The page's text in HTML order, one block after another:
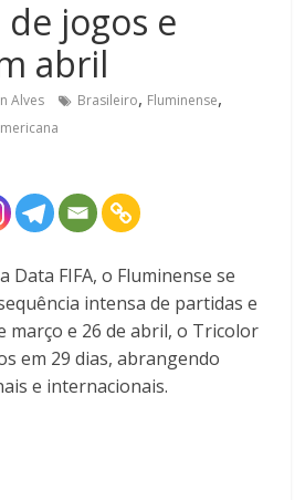
jogos e
abril
Alves Brasileiro, Fluminense,
Data FIFA, o Fluminense se
intensa de partidas e
março e 26 de abril, o Tricolor
em 29 dias, abrangendo
e internacionais.